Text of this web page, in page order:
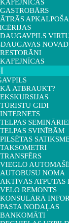
KAFEJNĪCAS
GASTROBĀRS
ĀTRĀS
DAUGAVPILS
RESTORĀNI
KAFEJNĪCAS
KĀ ATBRAUKT?
EKSKURSIJAS
TŪRISTU GIDI
INTERNETS
TELPAS
TELPAS SVINĪBĀM
PILSĒTAS
TAKSOMETRI
TRANSFĒRS
VIEGLO
AUTOBUSU NOMA
AKTĪVĀS
VELO REMONTS
KONSULĀRĀ
PASTA NODAĻAS
BANKOMĀTI